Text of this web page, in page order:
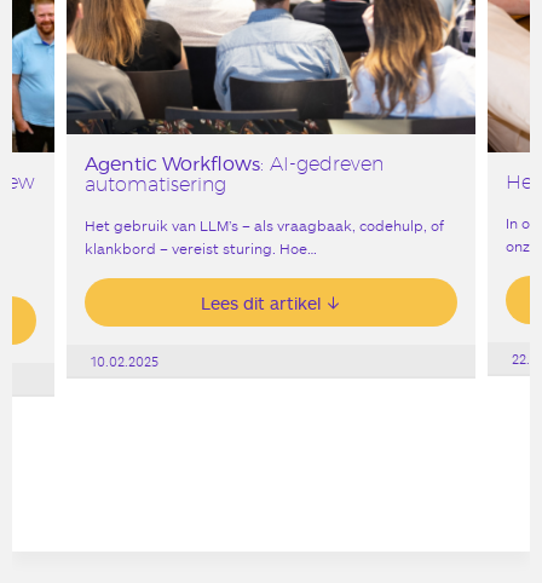
Agentic Workflows: AI-gedreven
automatisering
Het gebruik van LLM’s – als vraagbaak, codehulp, of
klankbord – vereist sturing. Hoe…
Lees dit artikel
10.02.2025
In